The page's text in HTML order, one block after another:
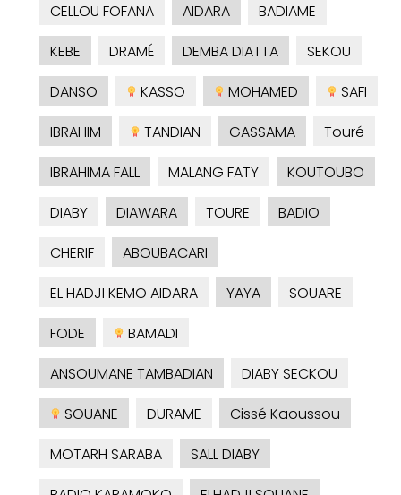
CELLOU FOFANA
AIDARA
BADIAME
KEBE
DRAMÉ DEMBA DIATTA
SEKOU
DANSO
KASSO MOHAMED
SAFI
IBRAHIM
TANDIAN GASSAMA
Touré
IBRAHIMA FALL
MALANG FATY
KOUTOUBO
DIABY
DIAWARA TOURE
BADIO
CHERIF
ABOUBACARI
EL HADJI KEMO AIDARA
YAYA
SOUARE
FODE
BAMADI
ANSOUMANE TAMBADIAN
DIABY SECKOU
SOUANE
DURAME
Cissé Kaoussou
MOTARH SARABA
SALL DIABY